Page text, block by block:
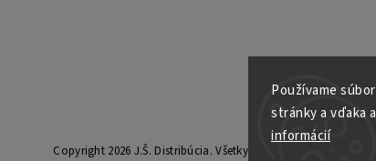
Používame
stránky a vďaka
informácií
Copyright 2026 J.Š. Distribúcia. Všetky práva vyhradené.